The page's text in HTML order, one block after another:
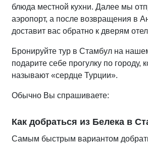
блюда местной кухни. Далее мы
аэропорт, а после возвращения в
доставит вас обратно к дверям
Бронируйте тур в Стамбул на
подарите себе прогулку по городу,
называют «cердце Турции».
Обычно Вы спрашиваете:
Как добраться из Белека в
Самым быстрым вариантом